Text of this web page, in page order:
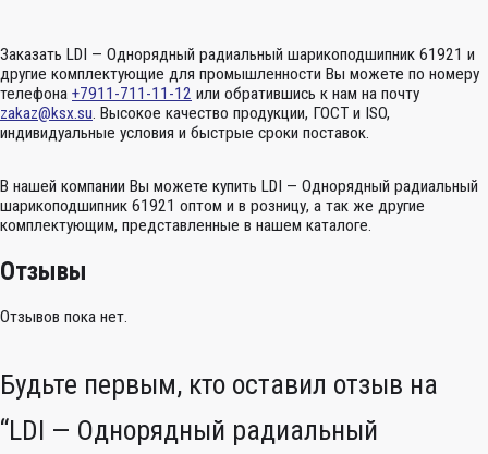
Заказать LDI — Однорядный радиальный шарикоподшипник 61921 и
другие комплектующие для промышленности Вы можете по номеру
телефона +7911-711-11-12 или обратившись к нам на почту
zakaz@ksx.su. Высокое качество продукции, ГОСТ и ISO,
индивидуальные условия и быстрые сроки поставок.
В нашей компании Вы можете купить LDI — Однорядный радиальный
шарикоподшипник 61921 оптом и в розницу, а так же другие
комплектующим, представленные в нашем каталоге.
Отзывы
Отзывов пока нет.
Будьте первым, кто оставил отзыв на
“LDI — Однорядный радиальный